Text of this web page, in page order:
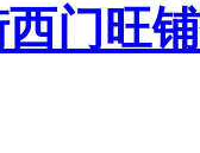
门旺